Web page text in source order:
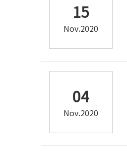
15
Nov.2020
04
Nov.2020